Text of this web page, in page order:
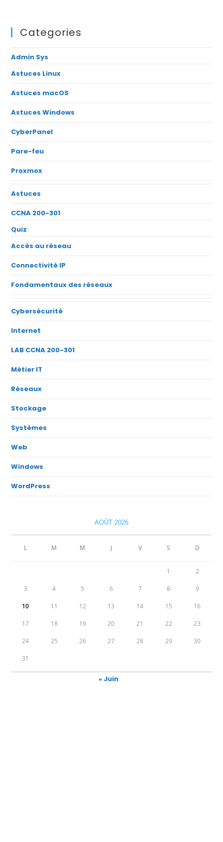
Categories
Admin Sys
Astuces Linux
Astuces macOS
Astuces Windows
CyberPanel
Pare-feu
Proxmox
Astuces
CCNA 200-301
Quiz
Accès au réseau
Connectivité IP
Fondamentaux des réseaux
Cybersécurité
Internet
LAB CCNA 200-301
Métier IT
Réseaux
Stockage
Systèmes
Web
Windows
WordPress
AOÛT 2026
L M M J V S D
1 2
3 4 5 6 7 8 9
10 11 12 13 14 15 16
17 18 19 20 21 22 23
24 25 26 27 28 29 30
31
« Juin